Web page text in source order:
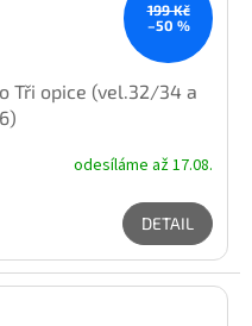
199 Kč
–50 %
Tři opice (vel.32/34 a
odesíláme až 17.08.
DETAIL